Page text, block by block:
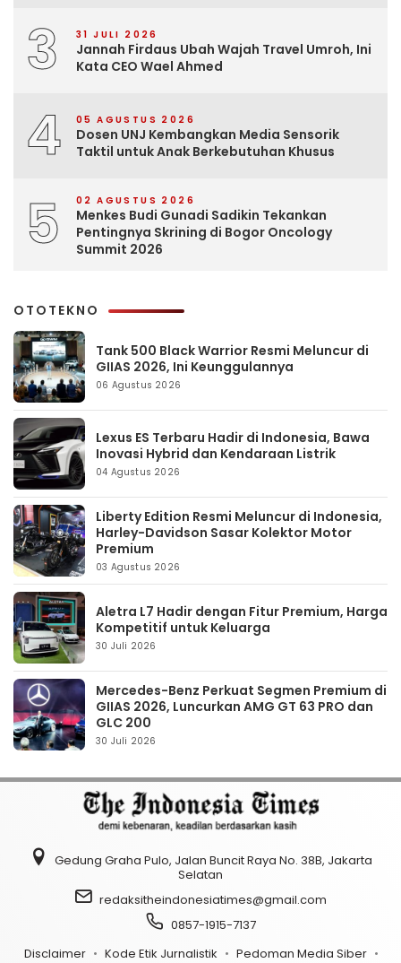
3 31 JULI 2026
Jannah Firdaus Ubah Wajah Travel Umroh, Ini
Kata CEO Wael Ahmed
4 05 AGUSTUS 2026
Dosen UNJ Kembangkan Media Sensorik
Taktil untuk Anak Berkebutuhan Khusus
5 02 AGUSTUS 2026
Menkes Budi Gunadi Sadikin Tekankan
Pentingnya Skrining di Bogor Oncology
Summit 2026
OTOTEKNO
Tank 500 Black Warrior Resmi Meluncur di
GIIAS 2026, Ini Keunggulannya
06 Agustus 2026
Lexus ES Terbaru Hadir di Indonesia, Bawa
Inovasi Hybrid dan Kendaraan Listrik
04 Agustus 2026
Liberty Edition Resmi Meluncur di Indonesia,
Harley-Davidson Sasar Kolektor Motor
Premium
03 Agustus 2026
Aletra L7 Hadir dengan Fitur Premium, Harga
Kompetitif untuk Keluarga
30 Juli 2026
Mercedes-Benz Perkuat Segmen Premium di
GIIAS 2026, Luncurkan AMG GT 63 PRO dan
GLC 200
30 Juli 2026
Gedung Graha Pulo, Jalan Buncit Raya No. 38B, Jakarta
Selatan
redaksitheindonesiatimes@gmail.com
0857-1915-7137
Disclaimer
Kode Etik Jurnalistik
Pedoman Media Siber